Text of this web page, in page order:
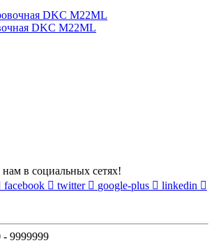
DKC M22ML
в социальных сетях!
facebook twitter google-plus
linkedin
- 9999999